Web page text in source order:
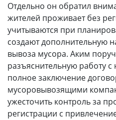
Отдельно он обратил
жителей проживает без
учитываются при
создают дополнительную
вывоза мусора. Аким
разъяснительную работу
полное заключение
мусоровывозящими
ужесточить контроль за
регистрации с